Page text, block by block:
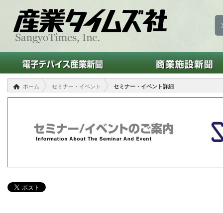
ホーム セミナー・イベント セミナー・イベント詳細